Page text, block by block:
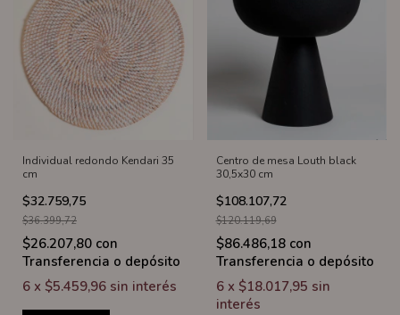
Individual redondo Kendari 35
cm
$32.759,75
$36.399,72
$26.207,80 con
Transferencia o depósito
6 x $5.459,96 sin interés
Centro de mesa Louth black
30,5x30 cm
$108.107,72
$120.119,69
$86.486,18 con
Transferencia o depósito
6 x $18.017,95 sin
interés